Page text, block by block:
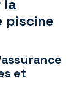
la
piscine
et